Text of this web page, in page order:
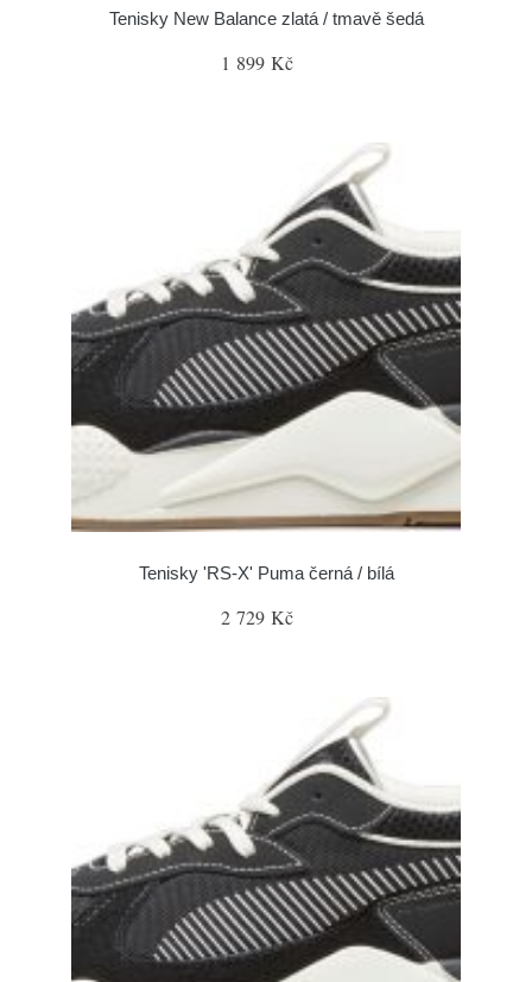
Tenisky New Balance zlatá / tmavě šedá
1 899 Kč
Tenisky 'RS-X' Puma černá / bílá
2 729 Kč